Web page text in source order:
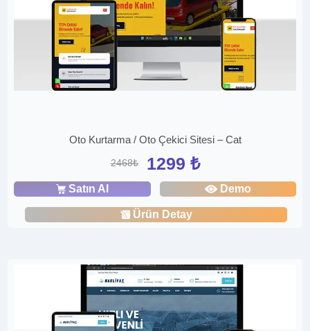
Oto Kurtarma / Oto Çekici Sitesi – Cat
2468₺ 1299 ₺
Satın Al Demo
Ürün Detay